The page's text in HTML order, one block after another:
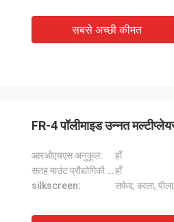
सबसे अच्छी कीमत
FR-4 पॉलीमाइड उन्नत
आरओएचएस अनुकूल:
हाँ
सतह माउंट प्रौद्योगिकी (एसएमटी):हाँ
silkscreen:
सफेद, काला,